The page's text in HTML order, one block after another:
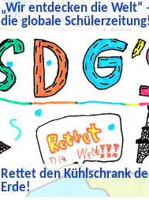
„Wir entdecken die Welt“
die globale
globale Schülerzeitung!
Rettet den Kühlschrank
Erde!